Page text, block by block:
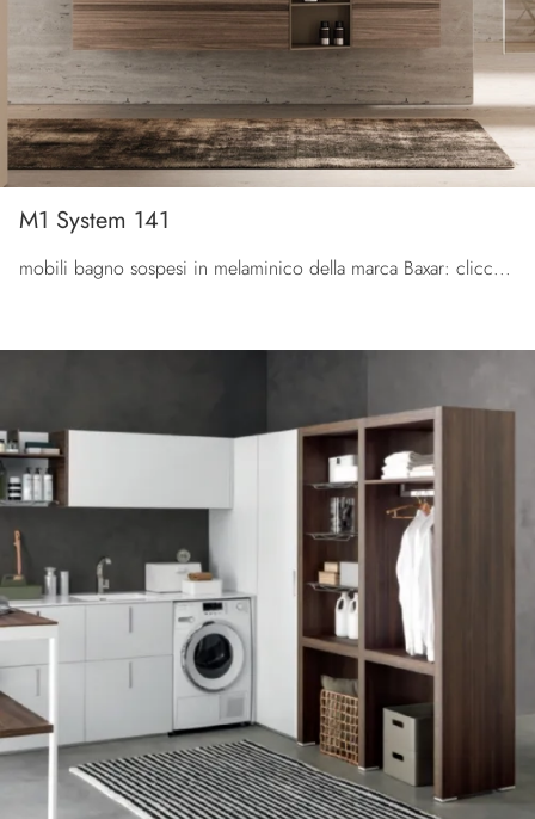
M1 System 141
mobili bagno sospesi in melaminico della marca Baxar: clicca e scopri l'arredo bagno moderno M1 System 141 per la stanza del benessere.